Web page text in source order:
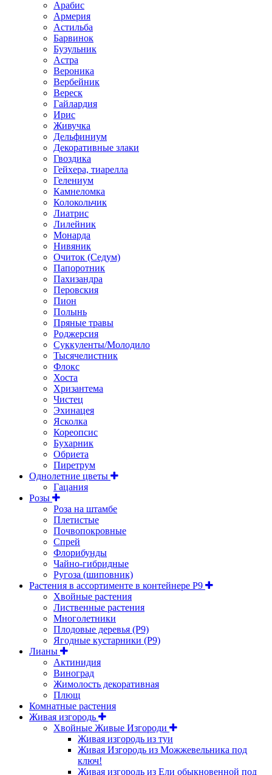
Арабис
Армерия
Астильбa
Барвинок
Бузульник
Астра
Вероника
Вербейник
Вереск
Гайлардия
Ирис
Живучка
Дельфиниум
Декоративные злаки
Гвоздика
Гейхера, тиарелла
Гелениум
Камнеломка
Колокольчик
Лиатрис
Лилейник
Монарда
Нивяник
Очиток (Седум)
Папоротник
Пахизандра
Перовския
Пион
Полынь
Пряные травы
Роджерсия
Суккуленты/Молодило
Тысячелистник
Флокс
Хоста
Хризантема
Чистец
Эхинацея
Ясколка
Кореопсис
Бухарник
Обриета
Пиретрум
Однолетние цветы
Гацания
Розы
Роза на штамбе
Плетистые
Почвопокровные
Спрей
Флорибунды
Чайно-гибридные
Ругоза (шиповник)
Растения в ассортименте в контейнере P9
Хвойные растения
Лиственные растения
Многолетники
Плодовые деревья (Р9)
Ягодные кустарники (Р9)
Лианы
Актинидия
Виноград
Жимолость декоративная
Плющ
Комнатные растения
Живая изгородь
Хвойные Живые Изгороди
Живая изгородь из туи
Живая Изгородь из Можжевельника под
ключ!
Живая изгородь из Ели обыкновенной под